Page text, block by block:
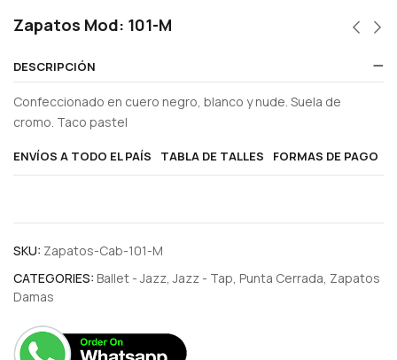
Zapatos Mod: 101-M
DESCRIPCIÓN
Confeccionado en cuero negro, blanco y nude. Suela de
cromo. Taco pastel
ENVÍOS A TODO EL PAÍS TABLA DE TALLES FORMAS DE PAGO
SKU: Zapatos-Cab-101-M
CATEGORIES: Ballet - Jazz,Jazz - Tap, Punta Cerrada, Zapatos
Damas